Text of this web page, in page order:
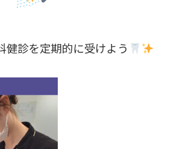
健診を定期的に受けよう